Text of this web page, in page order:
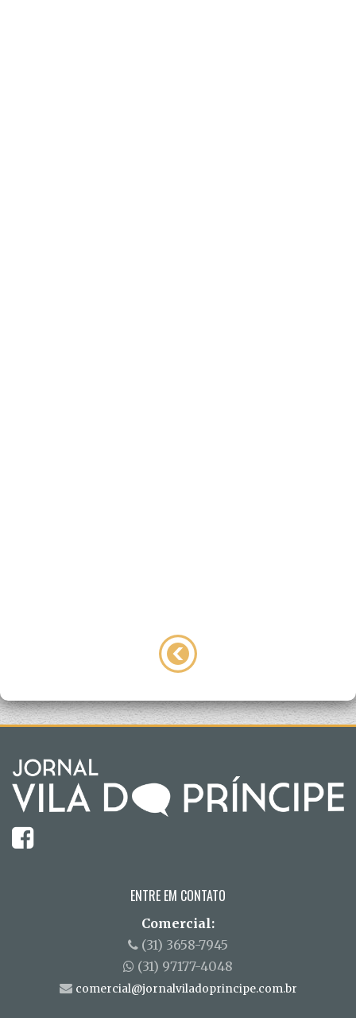
ENTRE EM CONTATO
Comercial:
(31) 3658-7945
(31) 97177-4048
comercial@jornalviladoprincipe.com.br